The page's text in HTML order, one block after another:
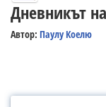
Дневникът
Автор: Паулу Коелю